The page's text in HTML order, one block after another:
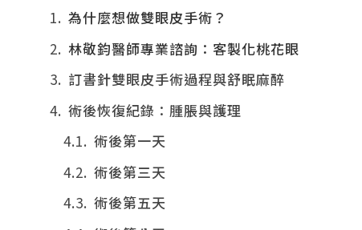
為什麼想做雙眼皮手術？
林敬鈞醫師專業諮詢：客製化桃花眼
訂書針雙眼皮手術過程與舒眠麻醉
術後恢復紀錄：腫脹與護理
術後第一天
術後第三天
術後第五天